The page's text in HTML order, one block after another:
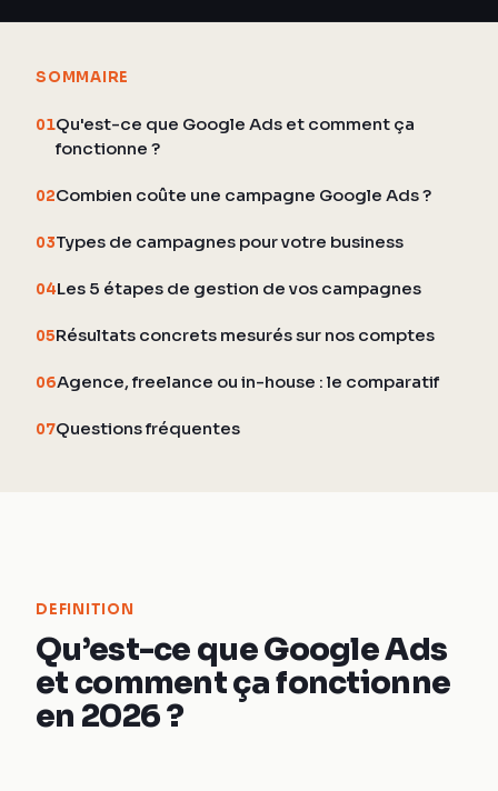
SOMMAIRE
01Qu'est-ce que Google Ads et comment ça
fonctionne ?
02Combien coûte une campagne Google Ads ?
03Types de campagnes pour votre business
04Les 5 étapes de gestion de vos campagnes
05Résultats concrets mesurés sur nos comptes
06Agence, freelance ou in-house : le comparatif
07Questions fréquentes
DEFINITION
Qu’est-ce que Google Ads
et comment ça fonctionne
en 2026 ?